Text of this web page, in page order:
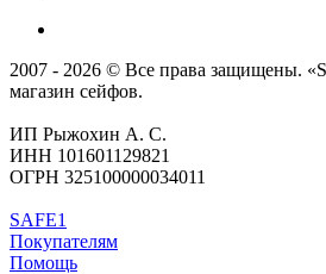
2007 - 2026 © Все права защищены.
магазин сейфов.
ИП Рыжохин А. С.
ИНН 101601129821
ОГРН 325100000034011
SAFE1
Покупателям
Помощь